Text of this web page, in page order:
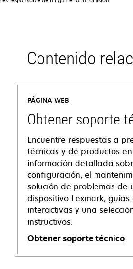
Contenido
PÁGINA WEB
Obtener soporte
Encuentre respuestas a
técnicas y de productos
información detallada
configuración, el
solución de problemas de
dispositivo Lexmark, guías
interactivas y una
instructivos.
Obtener soporte técnico
se